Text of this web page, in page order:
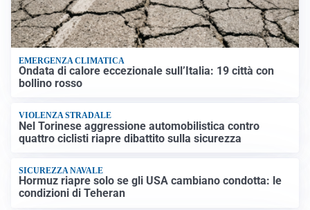
EMERGENZA CLIMATICA
Ondata di calore eccezionale sull’Italia: 19 città con
bollino rosso
VIOLENZA STRADALE
Nel Torinese aggressione automobilistica contro
quattro ciclisti riapre dibattito sulla sicurezza
SICUREZZA NAVALE
Hormuz riapre solo se gli USA cambiano condotta: le
condizioni di Teheran